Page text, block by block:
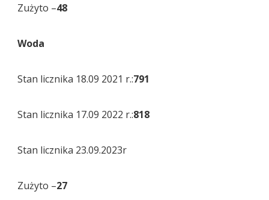
Zużyto –48
Woda
Stan licznika 18.09 2021 r.:791
Stan licznika 17.09 2022 r.:818
Stan licznika 23.09.2023r
Zużyto –27